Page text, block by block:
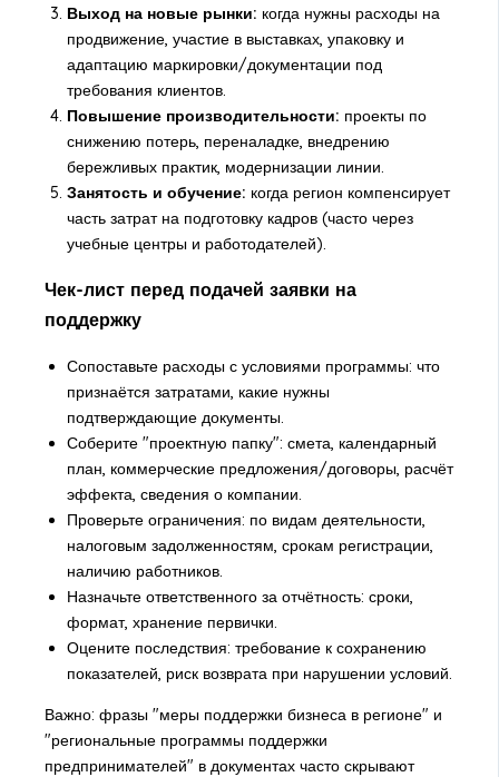
Выход на новые рынки: когда нужны расходы на
продвижение, участие в выставках, упаковку и
адаптацию маркировки/документации под
требования клиентов.
Повышение производительности: проекты по
снижению потерь, переналадке, внедрению
бережливых практик, модернизации линии.
Занятость и обучение: когда регион компенсирует
часть затрат на подготовку кадров (часто через
учебные центры и работодателей).
Чек-лист перед подачей заявки на
поддержку
Сопоставьте расходы с условиями программы: что
признаётся затратами, какие нужны
подтверждающие документы.
Соберите "проектную папку": смета, календарный
план, коммерческие предложения/договоры, расчёт
эффекта, сведения о компании.
Проверьте ограничения: по видам деятельности,
налоговым задолженностям, срокам регистрации,
наличию работников.
Назначьте ответственного за отчётность: сроки,
формат, хранение первички.
Оцените последствия: требование к сохранению
показателей, риск возврата при нарушении условий.
Важно: фразы "меры поддержки бизнеса в регионе" и
"региональные программы поддержки
предпринимателей" в документах часто скрывают